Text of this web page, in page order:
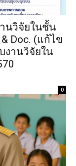
นวิจัยในชั้น
Doc. (แก้ไข
งานวิจัยใน
0